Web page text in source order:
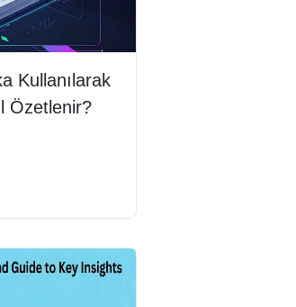
Kullanılarak
Özetlenir?